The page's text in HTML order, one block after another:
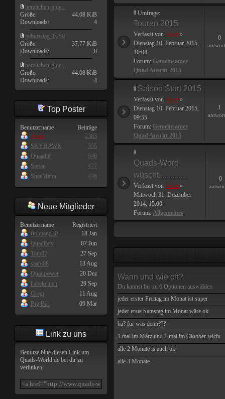
herzlichen-glue...
Größe:
44.08 KiB
Downloads:
4
geburtstag_0250
Größe:
37.77 KiB
Downloads:
8
herzlichen-glue...
Größe:
44.08 KiB
Downloads:
4
Top Poster
Benutzername
Beiträge
Joker
2363
SKYHAWK
555
Quaadler
540
Stefan
477
SheeManu
446
Neue Mitglieder
Benutzername
Registriert
fiohuang30
18 Jan
Quadlady
07 Jun
Tom87
27 Sep
saabi08
13 Aug
Quadpower
20 Dez
habekeinen
29 Sep
Gregi
11 Aug
Big Bär
09 Mär
Link zu uns
Benutze bitte diesen Link um
Quads-World.de bei dir zu
verlinken:
Umfrage:
Touren 2015
Verfasst von Joker »
Dienstag 10. Februar 2015,
10:04
Forum: Gemeinsamer
Quad Ausritt 2015
0
Saison Start 2015
Verfasst von Joker »
Dienstag 10. Februar 2015,
09:55
Forum: Gemeinsamer
Quad Ausritt 2015
1
Quads-Word
wüscht...............
Verfasst von Joker »
Mittwoch 31. Dezember
2014, 15:00
Forum: Allgemeines
0
Wann und wie oft?
Du kannst bis zu 6 Optionen auswählen
jeder erster Freitag im Monat ist super
jeder erste Samstag im Monat wäre ok
hä? für was denn???
1 mal im März und 1 mal im Oktober reicht
alle 2 Monate is auch ok
alle 3 Monate